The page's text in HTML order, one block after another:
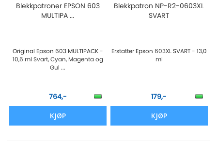
Blekkpatroner EPSON 603
MULTIPA ...
Original Epson 603 MULTIPACK -
10,6 ml Svart, Cyan, Magenta og
Gul ...
764,-
KJØP
Blekkpatron NP-R2-0603XL
SVART
Erstatter Epson 603XL SVART - 13,0
ml
179,-
KJØP